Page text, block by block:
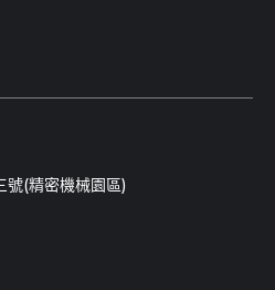
(精密機械園區)